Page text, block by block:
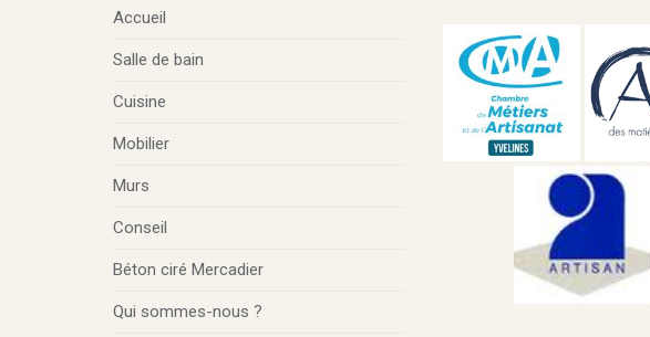
Accueil
Salle de bain
Cuisine
Mobilier
Murs
Conseil
Béton ciré Mercadier
Qui sommes-nous ?